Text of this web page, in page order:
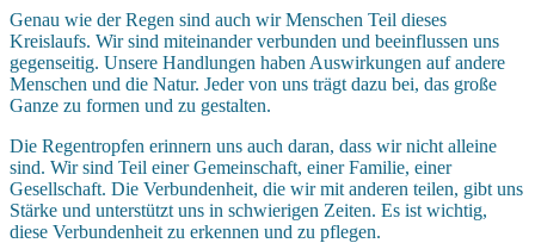
Genau wie der Regen sind auch wir Menschen Teil dieses
Kreislaufs. Wir sind miteinander verbunden und beeinflussen uns
gegenseitig. Unsere Handlungen haben Auswirkungen auf andere
Menschen und die Natur. Jeder von uns trägt dazu bei, das große
Ganze zu formen und zu gestalten.
Die Regentropfen erinnern uns auch daran, dass wir nicht alleine
sind. Wir sind Teil einer Gemeinschaft, einer Familie, einer
Gesellschaft. Die Verbundenheit, die wir mit anderen teilen, gibt uns
Stärke und unterstützt uns in schwierigen Zeiten. Es ist wichtig,
diese Verbundenheit zu erkennen und zu pflegen.